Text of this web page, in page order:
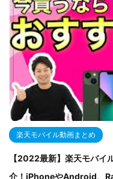
楽天モバイル動画まとめ
【2022最新】楽天モバイ
介！iPhoneやAndroid、